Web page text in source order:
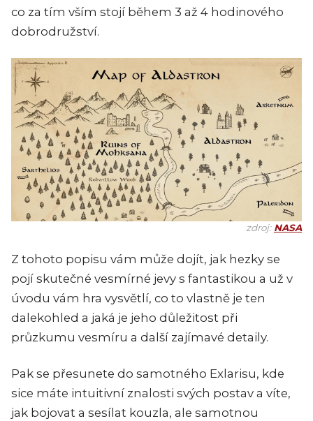
co za tím vším stojí během 3 až 4 hodinového
dobrodružství.
zdroj: NASA
Z tohoto popisu vám může dojít, jak hezky se
pojí skutečné vesmírné jevy s fantastikou a už v
úvodu vám hra vysvětlí, co to vlastně je ten
dalekohled a jaká je jeho důležitost při
průzkumu vesmíru a další zajímavé detaily.
Pak se přesunete do samotného Exlarisu, kde
sice máte intuitivní znalosti svých postav a víte,
jak bojovat a sesílat kouzla, ale samotnou